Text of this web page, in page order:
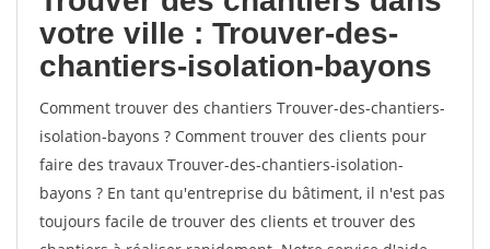
votre ville : Trouver-des-
chantiers-isolation-bayons
Comment trouver des chantiers Trouver-des-chantiers-
isolation-bayons ? Comment trouver des clients pour
faire des travaux Trouver-des-chantiers-isolation-
bayons ? En tant qu'entreprise du bâtiment, il n'est pas
toujours facile de trouver des clients et trouver des